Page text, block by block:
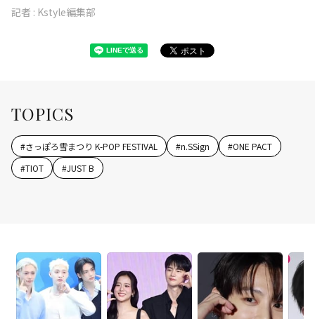
記者 : Kstyle編集部
TOPICS
#さっぽろ雪まつり K-POP FESTIVAL #n.SSign #ONE PACT
#TIOT #JUST B